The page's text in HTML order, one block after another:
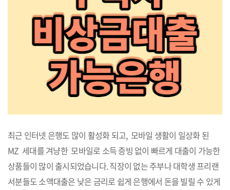
최근 인터넷 은행도 많이 활성화 되고, 모바일 생활이 일상화 된
MZ 세대를 겨냥한 모바일로 소득 증빙 없이 빠르게 대출이 가능한
상품들이 많이 출시되었습니다. 직장이 없는 주부나 대학생 프리랜
서분들도 소액대출은 낮은 금리로 쉽게 은행에서 돈을 빌릴 수 있게